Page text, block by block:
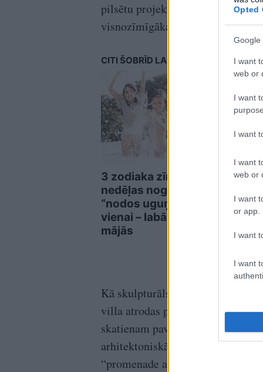
Opted
Google
I want
web or
I want
I want
I want
web or
I want
or app.
I want
I want
pilsētu projektiem, «Villu Gunu»
visnozīmīgākajiem un
CITI ŠOBRĪD LASA
3 zodiaka zīmes šajā
nedēļas nogalē kārtīgi
“nodos uguņus”, bet
vienai – labāk palikt
mājās
Kā skulpturāls mākslas darbs
villa atrodas pašā kāpas aizvējā
skatienam paveras 24 kilometrus
arhitektoniskā vērtība slēpjas
“promenade architecturale”.